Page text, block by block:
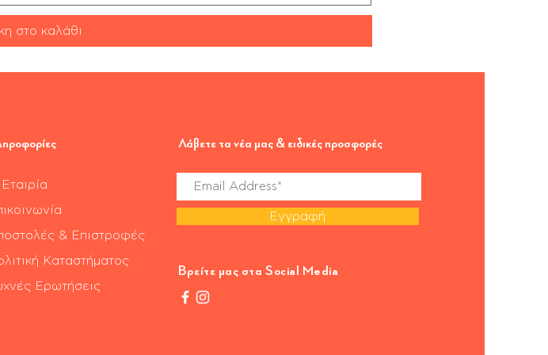
στο καλάθι
& Επιστροφές
Καταστήματος
Ερωτήσεις
Λάβετε τα νέα μας & ειδικές προσφορές
Εγγραφή
Βρείτε μας στα Social Media